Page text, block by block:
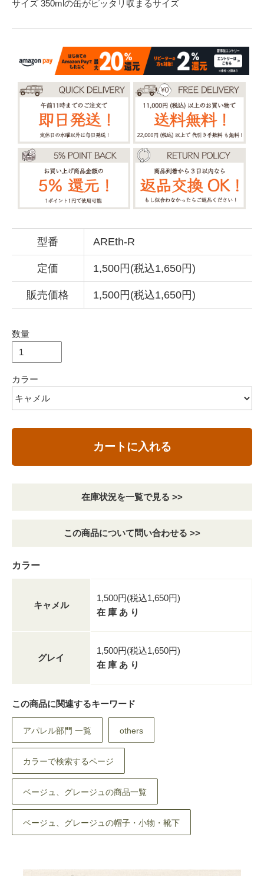
サイズ 350mlの缶がピッタリ収まるサイズ
型番 AREth-R
定価 1,500円(税込1,650円)
販売価格 1,500円(税込1,650円)
数量
カラー
カートに入れる
在庫状況を一覧で見る >>
この商品について問い合わせる >>
カラー
キャメル
1,500円(税込1,650円)
在 庫 あ り
グレイ
1,500円(税込1,650円)
在 庫 あ り
この商品に関連するキーワード
アパレル部門 一覧 others
カラーで検索するページ
ベージュ、グレージュの商品一覧
ベージュ、グレージュの帽子・小物・靴下